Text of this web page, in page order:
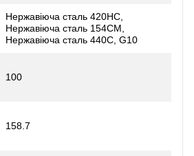
Нержавіюча сталь 420HC,
Нержавіюча сталь 154CM,
Нержавіюча сталь 440C, G10
100
158.7